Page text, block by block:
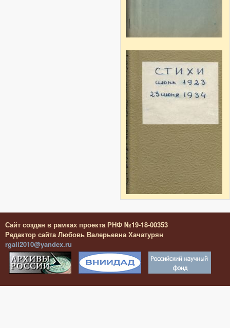
Сайт создан в рамках проекта РНФ №19-18-00353
Редактор сайта Любовь Валерьевна Хачатурян
rgali2010@yandex.ru